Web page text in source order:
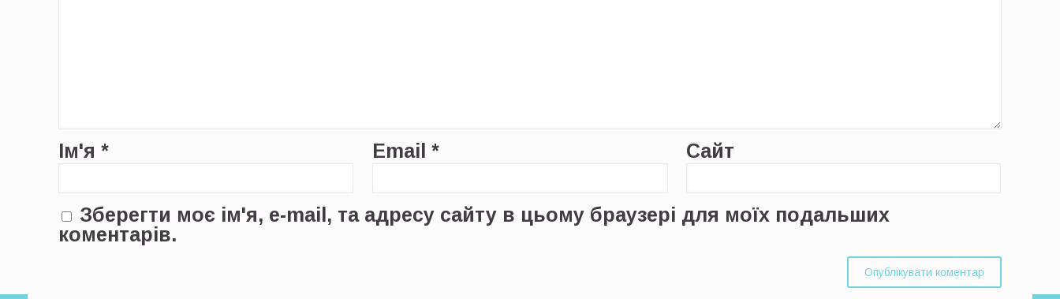
Ім'я* Email* Сайт
Зберегти моє ім'я, e-mail, та адресу сайту в цьому браузері для моїх подальших
коментарів.